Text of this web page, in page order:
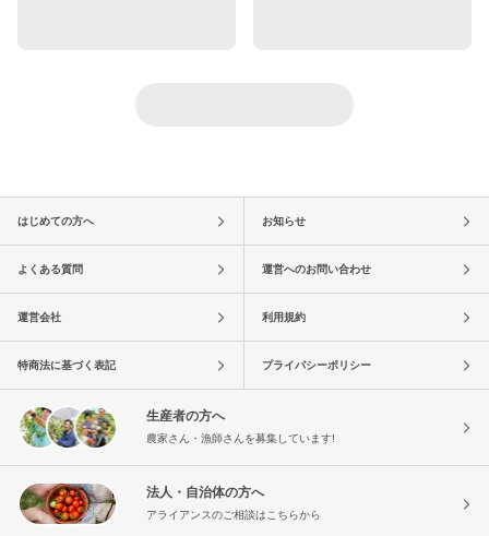
はじめての方へ お知らせ
よくある質問 運営へのお問い合わせ
運営会社 利用規約
特商法に基づく表記 プライバシーポリシー
生産者の方へ
農家さん・漁師さんを募集しています!
法人・自治体の方へ
アライアンスのご相談はこちらから